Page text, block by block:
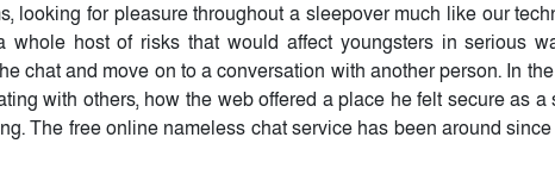
looking for pleasure throughout a sleepover much like our
host of risks that would affect youngsters in serious
chat and move on to a conversation with another person. In
with others, how the web offered a place he felt secure as a
The free online nameless chat service has been around